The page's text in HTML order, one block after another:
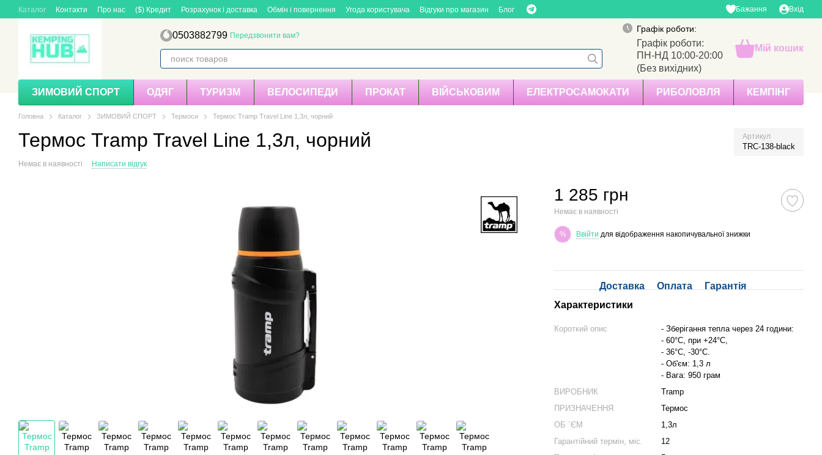
Перейти до основного контенту
Каталог Контакти Про нас ($) Кредит Розрахунок і доставка Обмін і повернення Угода користувача Відгуки про магазин Блог Бажання Вхід
0503882799 Передзвонити вам?
Графік роботи:
Графік роботи:
ПН-НД 10:00-20:00
(Без вихідних)
Мій кошик
ЗИМОВИЙ СПОРТ ОДЯГ ТУРИЗМ ВЕЛОСИПЕДИ ПРОКАТ ВІЙСЬКОВИМ ЕЛЕКТРОСАМОКАТИ РИБОЛОВЛЯ КЕМПІНГ
Головна Каталог ЗИМОВИЙ СПОРТ Термоси Термос Tramp Travel Line 1,3л, чорний
Термос Tramp Travel Line 1,3л, чорний Артикул
TRC-138-black
Немає в наявності Написати відгук
1 285 грн
Немає в наявності
% Ввійти для відображення накопичувальної знижки
Доставка Оплата
Гарантія
Характеристики
Короткий опис
- Зберігання тепла через 24 години:
- 60°C, при +24°C,
- 36°C, -30°C.
- Об'єм: 1,3 л
- Вага: 950 грам
ВИРОБНИК
Tramp
ПРИЗНАЧЕННЯ
Термос
ОБ `ЄМ
1,3л
Гарантійний термін, міс.
12